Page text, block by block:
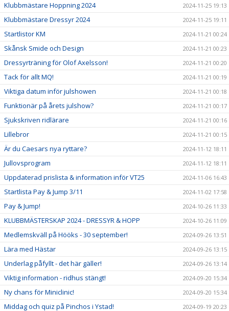
Klubbmästare Hoppning 2024 2024-11-25 19:13
Klubbmästare Dressyr 2024 2024-11-25 19:11
Startlistor KM 2024-11-21 00:24
Skånsk Smide och Design 2024-11-21 00:23
Dressyrträning för Olof Axelsson! 2024-11-21 00:20
Tack för allt MQ! 2024-11-21 00:19
Viktiga datum inför julshowen 2024-11-21 00:18
Funktionär på årets julshow? 2024-11-21 00:17
Sjukskriven ridlärare 2024-11-21 00:16
Lillebror 2024-11-21 00:15
Är du Caesars nya ryttare? 2024-11-12 18:11
Jullovsprogram 2024-11-12 18:11
Uppdaterad prislista & information inför VT25 2024-11-06 16:43
Startlista Pay & Jump 3/11 2024-11-02 17:58
Pay & Jump! 2024-10-26 11:33
KLUBBMÄSTERSKAP 2024 - DRESSYR & HOPP 2024-10-26 11:09
Medlemskväll på Hööks - 30 september! 2024-09-26 13:51
Lära med Hästar 2024-09-26 13:15
Underlag påfyllt - det här gäller! 2024-09-26 13:14
Viktig information - ridhus stängt! 2024-09-20 15:34
Ny chans för Miniclinic! 2024-09-20 15:34
Middag och quiz på Pinchos i Ystad! 2024-09-19 20:23